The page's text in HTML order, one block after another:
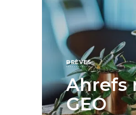
BRÈVES
Ahrefs
GEO